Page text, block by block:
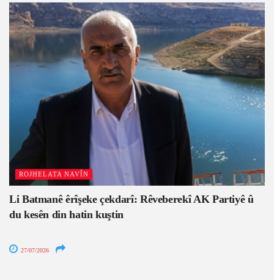
ROJHELATA NAVÎN
Li Batmanê êrîşeke çekdarî: Rêveberekî AK Partiyê û
du kesên din hatin kuştin
27/07/2026